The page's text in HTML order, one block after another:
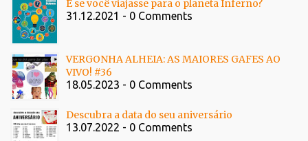
E se você viajasse para o planeta Inferno?
31.12.2021 - 0 Comments
VERGONHA ALHEIA: AS MAIORES GAFES AO
VIVO! #36
18.05.2023 - 0 Comments
Descubra a data do seu aniversário
13.07.2022 - 0 Comments